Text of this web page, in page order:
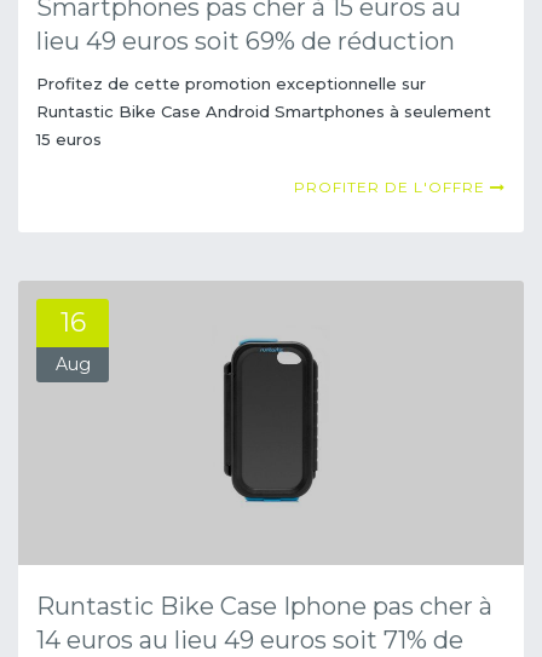
Smartphones pas cher à 15 euros au
lieu 49 euros soit 69% de réduction
Profitez de cette promotion exceptionnelle sur
Runtastic Bike Case Android Smartphones à seulement
15 euros
PROFITER DE L'OFFRE
16
Aug
Runtastic Bike Case Iphone pas cher à
14 euros au lieu 49 euros soit 71% de